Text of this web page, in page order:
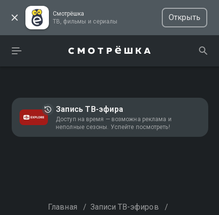
Смотрёшка
ТВ, фильмы и сериалы
Открыть
Запись ТВ-эфира
Доступ на время — возможна реклама и
неполные сезоны. Успейте посмотреть!
Главная / Записи ТВ-эфиров /